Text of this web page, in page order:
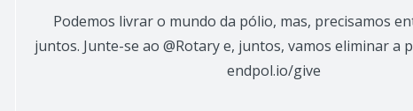
Podemos livrar o mundo da pólio, mas, precisamos
juntos. Junte-se ao @Rotary e, juntos, vamos eliminar a
endpol.io/give